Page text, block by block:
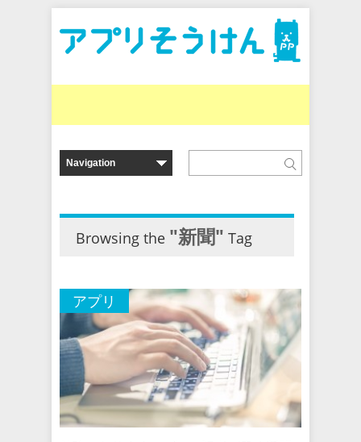
Browsing the "新聞" Tag
アプリ